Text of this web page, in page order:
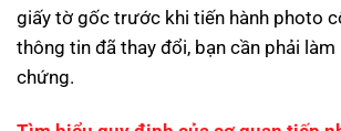
giấy tờ gốc trước khi tiến hành photo
thông tin đã thay đổi, bạn cần phải
chứng.